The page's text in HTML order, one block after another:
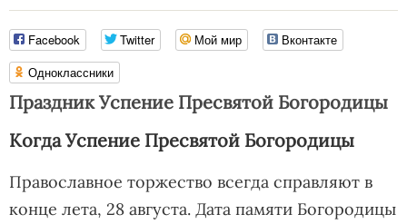
Facebook Twitter Мой мир
Вконтакте
Одноклассники
Праздник Успение Пресвятой Богородицы
Когда Успение Пресвятой Богородицы
Православное торжество всегда справляют в
конце лета, 28 августа. Дата памяти Богородицы